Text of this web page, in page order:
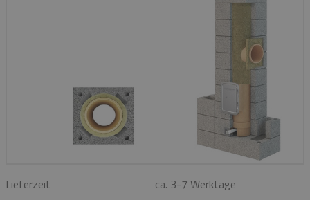
Lieferzeit
ca. 3-7 Werktage